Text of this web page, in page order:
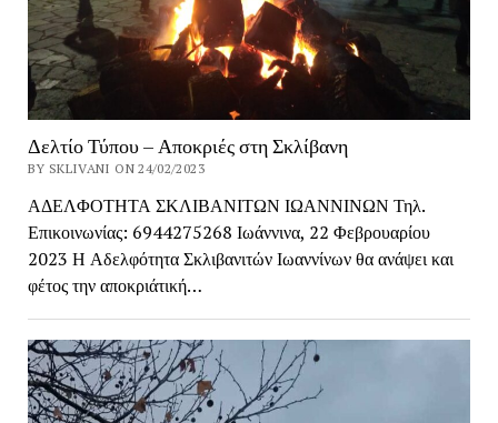
Δελτίο Τύπου – Αποκριές στη Σκλίβανη
BY SKLIVANI ON 24/02/2023
ΑΔΕΛΦΟΤΗΤΑ ΣΚΛΙΒΑΝΙΤΩΝ ΙΩΑΝΝΙΝΩΝ Τηλ.
Επικοινωνίας: 6944275268 Ιωάννινα, 22 Φεβρουαρίου
2023 Η Αδελφότητα Σκλιβανιτών Ιωαννίνων θα ανάψει και
φέτος την αποκριάτική…